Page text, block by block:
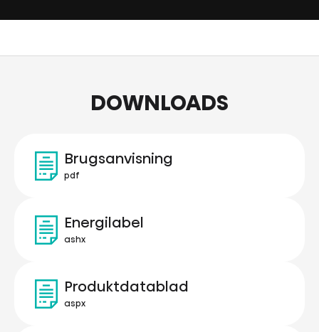
DOWNLOADS
Brugsanvisning
pdf
Energilabel
ashx
Produktdatablad
aspx